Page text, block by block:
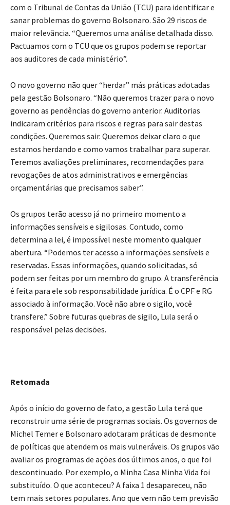
com o Tribunal de Contas da União (TCU) para identificar e
sanar problemas do governo Bolsonaro. São 29 riscos de
maior relevância. “Queremos uma análise detalhada disso.
Pactuamos com o TCU que os grupos podem se reportar
aos auditores de cada ministério”.
O novo governo não quer “herdar” más práticas adotadas
pela gestão Bolsonaro. “Não queremos trazer para o novo
governo as pendências do governo anterior. Auditorias
indicaram critérios para riscos e regras para sair destas
condições. Queremos sair. Queremos deixar claro o que
estamos herdando e como vamos trabalhar para superar.
Teremos avaliações preliminares, recomendações para
revogações de atos administrativos e emergências
orçamentárias que precisamos saber”.
Os grupos terão acesso já no primeiro momento a
informações sensíveis e sigilosas. Contudo, como
determina a lei, é impossível neste momento qualquer
abertura. “Podemos ter acesso a informações sensíveis e
reservadas. Essas informações, quando solicitadas, só
podem ser feitas por um membro do grupo. A transferência
é feita para ele sob responsabilidade jurídica. É o CPF e RG
associado à informação. Você não abre o sigilo, você
transfere.” Sobre futuras quebras de sigilo, Lula será o
responsável pelas decisões.
Retomada
Após o início do governo de fato, a gestão Lula terá que
reconstruir uma série de programas sociais. Os governos de
Michel Temer e Bolsonaro adotaram práticas de desmonte
de políticas que atendem os mais vulneráveis. Os grupos vão
avaliar os programas de ações dos últimos anos, o que foi
descontinuado. Por exemplo, o Minha Casa Minha Vida foi
substituído. O que aconteceu? A faixa 1 desapareceu, não
tem mais setores populares. Ano que vem não tem previsão